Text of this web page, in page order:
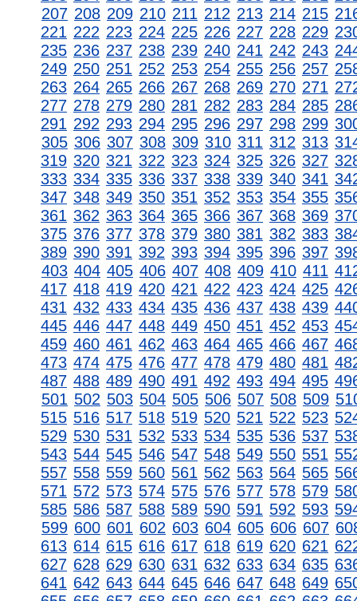
207 208 209 210 211 212 213 214 215
221 222 223 224 225 226 227 228 229
235 236 237 238 239 240 241 242 243
249 250 251 252 253 254 255 256 257
263 264 265 266 267 268 269 270 271
277 278 279 280 281 282 283 284 285
291 292 293 294 295 296 297 298 299
305 306 307 308 309 310 311 312 313
319 320 321 322 323 324 325 326 327
333 334 335 336 337 338 339 340 341
347 348 349 350 351 352 353 354 355
361 362 363 364 365 366 367 368 369
375 376 377 378 379 380 381 382 383
389 390 391 392 393 394 395 396 397
403 404 405 406 407 408 409 410 411
417 418 419 420 421 422 423 424 425
431 432 433 434 435 436 437 438 439
445 446 447 448 449 450 451 452 453
459 460 461 462 463 464 465 466 467
473 474 475 476 477 478 479 480 481
487 488 489 490 491 492 493 494 495
501 502 503 504 505 506 507 508 509
515 516 517 518 519 520 521 522 523
529 530 531 532 533 534 535 536 537
543 544 545 546 547 548 549 550 551
557 558 559 560 561 562 563 564 565
571 572 573 574 575 576 577 578 579
585 586 587 588 589 590 591 592 593
599 600 601 602 603 604 605 606 607
613 614 615 616 617 618 619 620 621
627 628 629 630 631 632 633 634 635
641 642 643 644 645 646 647 648 649